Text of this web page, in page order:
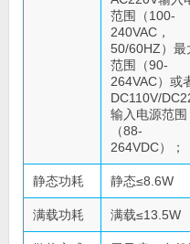
范围（100-
240VAC，
50/60HZ）最
范围（90-
264VAC）或
DC110V/
输入电源范围
（88-
264VDC）；
静态功耗 静态≤8.6W
满载功耗 满载≤13.5W